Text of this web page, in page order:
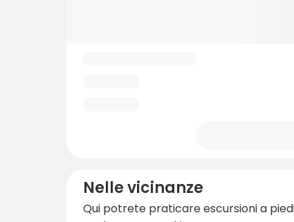
Nelle vicinanze
Qui potrete praticare escursioni a